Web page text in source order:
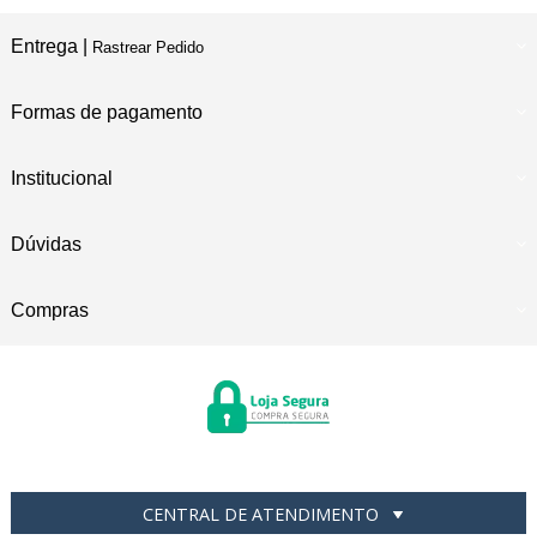
Entrega | Rastrear Pedido
Formas de pagamento
Institucional
Dúvidas
Compras
CENTRAL DE ATENDIMENTO